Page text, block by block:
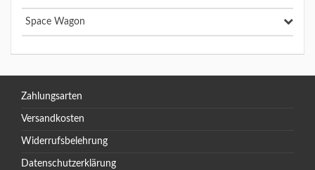
Space Wagon
Zahlungsarten
Versandkosten
Widerrufsbelehrung
Datenschutzerklärung